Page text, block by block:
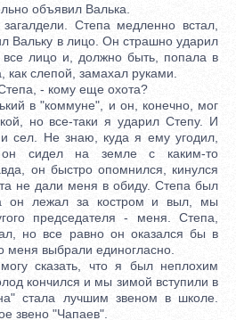
объявил Валька.
Степа медленно встал,
Вальку в лицо. Он страшно ударил
все лицо и, должно быть, попала в
как слепой, замахал руками.
- кому еще охота?
в "коммуне", и он, конечно, мог
но все-таки я ударил Степу. И
сел. Не знаю, куда я ему угодил,
сидел на земле с каким-то
он быстро опомнился, кинулся
не дали меня в обиду. Степа был
он лежал за костром и выл, мы
председателя - меня. Степа,
но все равно он оказался бы в
меня выбрали единогласно.
сказать, что я был неплохим
кончился и мы зимой вступили в
стала лучшим звеном в школе.
звено "Чапаев".